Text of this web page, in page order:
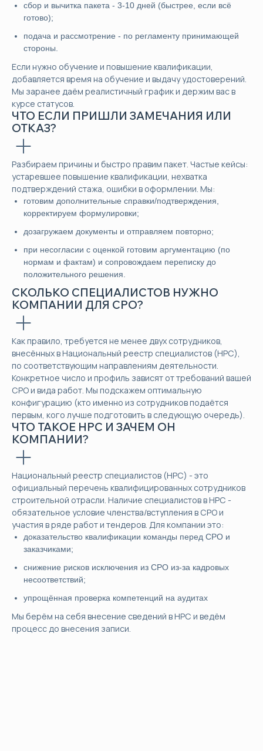
сбор и вычитка пакета - 3-10 дней (быстрее, если всё
готово);
подача и рассмотрение - по регламенту принимающей
стороны.
Если нужно обучение и повышение квалификации,
добавляется время на обучение и выдачу удостоверений.
Мы заранее даём реалистичный график и держим вас в
курсе статусов.
ЧТО ЕСЛИ ПРИШЛИ ЗАМЕЧАНИЯ ИЛИ
ОТКАЗ?
Разбираем причины и быстро правим пакет. Частые кейсы:
устаревшее повышение квалификации, нехватка
подтверждений стажа, ошибки в оформлении. Мы:
готовим дополнительные справки/подтверждения,
корректируем формулировки;
дозагружаем документы и отправляем повторно;
при несогласии с оценкой готовим аргументацию (по
нормам и фактам) и сопровождаем переписку до
положительного решения.
СКОЛЬКО СПЕЦИАЛИСТОВ НУЖНО
КОМПАНИИ ДЛЯ СРО?
Как правило, требуется не менее двух сотрудников,
внесённых в Национальный реестр специалистов (НРС),
по соответствующим направлениям деятельности.
Конкретное число и профиль зависят от требований вашей
СРО и вида работ. Мы подскажем оптимальную
конфигурацию (кто именно из сотрудников подаётся
первым, кого лучше подготовить в следующую очередь).
ЧТО ТАКОЕ НРС И ЗАЧЕМ ОН
КОМПАНИИ?
Национальный реестр специалистов (НРС) - это
официальный перечень квалифицированных сотрудников
строительной отрасли. Наличие специалистов в НРС -
обязательное условие членства/вступления в СРО и
участия в ряде работ и тендеров. Для компании это:
доказательство квалификации команды перед СРО и
заказчиками;
снижение рисков исключения из СРО из-за кадровых
несоответствий;
упрощённая проверка компетенций на аудитах
Мы берём на себя внесение сведений в НРС и ведём
процесс до внесения записи.